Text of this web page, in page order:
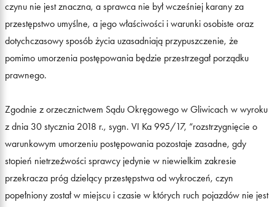
czynu nie jest znaczna, a sprawca nie był wcześniej karany za
przestępstwo umyślne, a jego właściwości i warunki osobiste oraz
dotychczasowy sposób życia uzasadniają przypuszczenie, że
pomimo umorzenia postępowania będzie przestrzegał porządku
prawnego.
Zgodnie z orzecznictwem Sądu Okręgowego w Gliwicach w wyroku
z dnia 30 stycznia 2018 r., sygn. VI Ka 995/17, “rozstrzygnięcie o
warunkowym umorzeniu postępowania pozostaje zasadne, gdy
stopień nietrzeźwości sprawcy jedynie w niewielkim zakresie
przekracza próg dzielący przestępstwa od wykroczeń, czyn
popełniony został w miejscu i czasie w których ruch pojazdów nie jest